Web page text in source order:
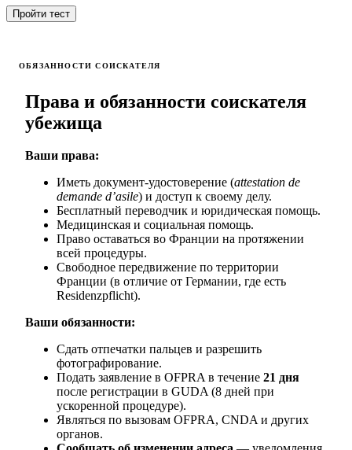
Пройти тест
ОБЯЗАННОСТИ СОИСКАТЕЛЯ
Права и обязанности соискателя
убежища
Ваши права:
Иметь документ-удостоверение (attestation de
demande d’asile) и доступ к своему делу.
Бесплатный переводчик и юридическая помощь.
Медицинская и социальная помощь.
Право оставаться во Франции на протяжении
всей процедуры.
Свободное передвижение по территории
Франции (в отличие от Германии, где есть
Residenzpflicht).
Ваши обязанности:
Сдать отпечатки пальцев и разрешить
фотографирование.
Подать заявление в OFPRA в течение 21 дня
после регистрации в GUDA (8 дней при
ускоренной процедуре).
Являться по вызовам OFPRA, CNDA и других
органов.